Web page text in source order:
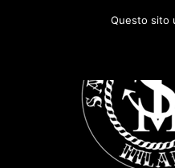
Questo sito